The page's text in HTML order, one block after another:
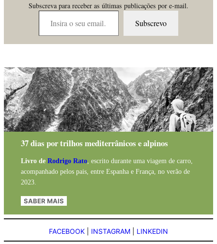
Subscreva para receber as últimas publicações por e-mail.
Insira o seu email…
Subscrevo
37 dias por trilhos mediterrânicos e alpinos
Livro de Rodrigo Rato, escrito durante uma viagem de carro,
acompanhado pelos pais, entre Espanha e França, no verão de
2023.
SABER MAIS
FACEBOOK INSTAGRAM LINKEDIN